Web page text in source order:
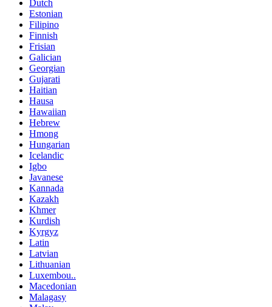
Dutch
Estonian
Filipino
Finnish
Frisian
Galician
Georgian
Gujarati
Haitian
Hausa
Hawaiian
Hebrew
Hmong
Hungarian
Icelandic
Igbo
Javanese
Kannada
Kazakh
Khmer
Kurdish
Kyrgyz
Latin
Latvian
Lithuanian
Luxembou..
Macedonian
Malagasy